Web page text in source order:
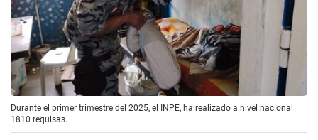
Durante el primer trimestre del 2025, el INPE, ha realizado a nivel nacional
1810 requisas.